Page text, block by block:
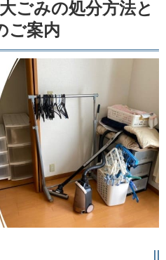
ごみの処分方法と
ご案内